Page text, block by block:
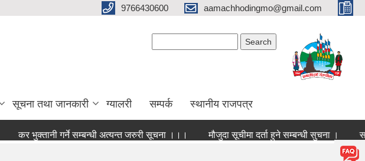
9766430600 aamachhodingmo@gmail.com
सूचना तथा जानकारी ग्यालरी सम्पर्क स्थानीय राजपत्र
कर भुक्तानी गर्ने सम्बन्धी अत्यन्त जरुरी सूचना ।।। मौजुदा सूचीमा दर्ता हुने सम्बन्धी सुचना ।